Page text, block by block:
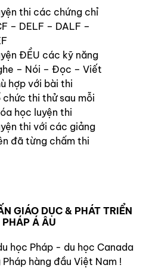
thi các chứng chỉ
– DELF – DALF –
ĐỀU các kỹ năng
– Nói – Đọc – Viết
hợp với bài thi
chức thi thử sau mỗi
học luyện thi
thi với các giảng
đã từng chấm thi
GIÁO DỤC & PHÁT TRIỂN
Á ÂU
học Pháp - du học Canada
hàng đầu Việt Nam !